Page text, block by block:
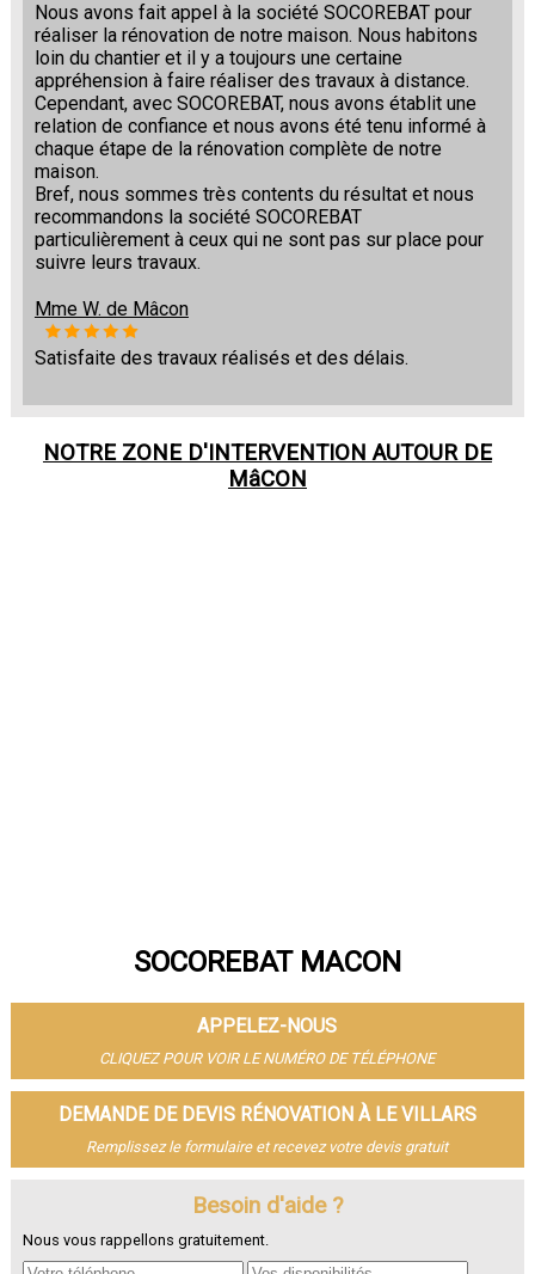
Nous avons fait appel à la société SOCOREBAT pour
réaliser la rénovation de notre maison. Nous habitons
loin du chantier et il y a toujours une certaine
appréhension à faire réaliser des travaux à distance.
Cependant, avec SOCOREBAT, nous avons établit une
relation de confiance et nous avons été tenu informé à
chaque étape de la rénovation complète de notre
maison.
Bref, nous sommes très contents du résultat et nous
recommandons la société SOCOREBAT
particulièrement à ceux qui ne sont pas sur place pour
suivre leurs travaux.
Mme W. de Mâcon
Satisfaite des travaux réalisés et des délais.
NOTRE ZONE D'INTERVENTION AUTOUR DE
MâCON
SOCOREBAT MACON
APPELEZ-NOUS
CLIQUEZ POUR VOIR LE NUMÉRO DE TÉLÉPHONE
DEMANDE DE DEVIS RÉNOVATION À LE VILLARS
Remplissez le formulaire et recevez votre devis gratuit
Besoin d'aide ?
Nous vous rappellons gratuitement.